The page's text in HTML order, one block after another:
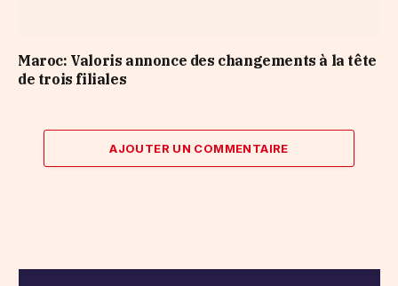
Maroc: Valoris annonce des changements à la tête
de trois filiales
AJOUTER UN COMMENTAIRE